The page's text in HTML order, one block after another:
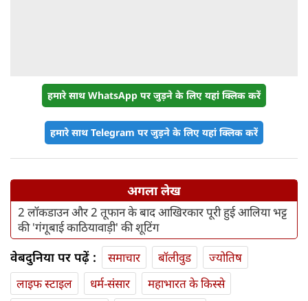
हमारे साथ WhatsApp पर जुड़ने के लिए यहां क्लिक करें
हमारे साथ Telegram पर जुड़ने के लिए यहां क्लिक करें
अगला लेख
2 लॉकडाउन और 2 तूफान के बाद आखिरकार पूरी हुई आलिया भट्ट
की 'गंगूबाई काठियावाड़ी' की शूटिंग
वेबदुनिया पर पढ़ें : समाचार बॉलीवुड
ज्योतिष
लाइफ स्‍टाइल
धर्म-संसार
महाभारत के किस्से